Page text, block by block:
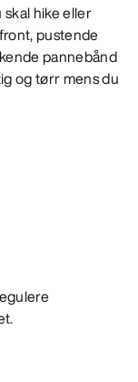
skal hike eller
pustende
pannebånd
og tørr mens du